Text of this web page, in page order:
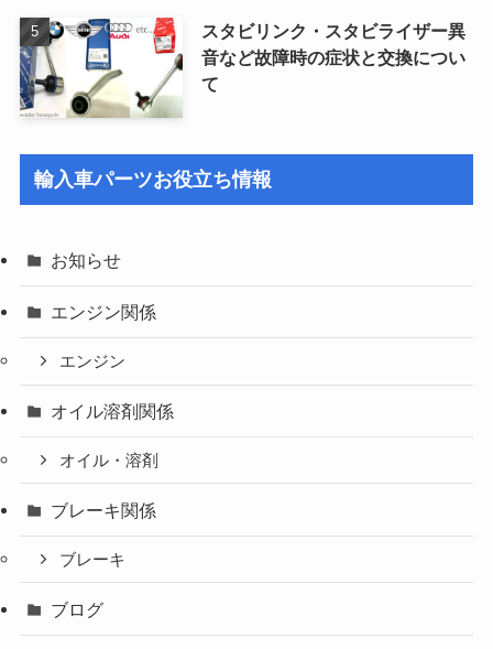
スタビリンク・スタビライザー異
音など故障時の症状と交換につい
て
輸入車パーツお役立ち情報
お知らせ
エンジン関係
エンジン
オイル溶剤関係
オイル・溶剤
ブレーキ関係
ブレーキ
ブログ